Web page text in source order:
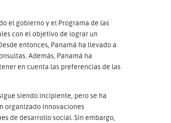
el gobierno y el Programa de las
con el objetivo de lograr un
entonces, Panamá ha llevado a
Además, Panamá ha
en cuenta las preferencias de las
siendo incipiente, pero se ha
organizado innovaciones
de desarrollo social. Sin embargo,